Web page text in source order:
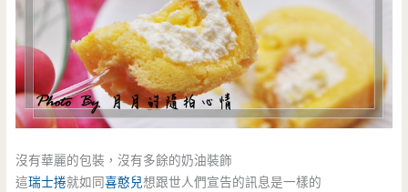
沒有華麗的包裝，沒有多餘的奶油裝飾
這瑞士捲就如同喜憨兒想跟世人們宣告的訊息是一樣的